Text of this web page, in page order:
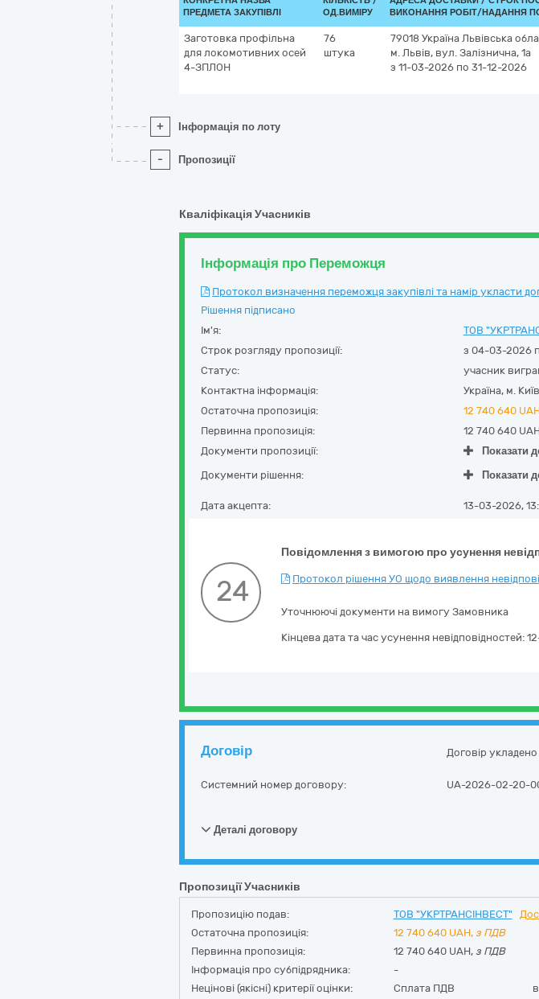
ПРЕДМЕТА ЗАКУПІВЛІ
ОД.ВИМІРУ
ВИКОНАННЯ РОБІТ/НАДАННЯ
Заготовка профільна
для локомотивних осей
4-ЗПЛОН
76
штука
79018 Україна Львівська
м. Львів, вул. Залізнична, 1а
з 11-03-2026 по 31-12-2026
+ Інформація по лоту
- Пропозиції
Кваліфікація Учасників
Інформація про Переможця
Протокол визначення переможця закупівлі та намір укласти
Рішення підписано
Ім'я:
ТОВ
Строк розгляду пропозиції:
з 04-03-2026
Статус:
учасник
Контактна інформація:
Україна, м. Київ
Остаточна пропозиція:
12 740 640
Первинна пропозиція:
12 740 640
Документи пропозиції:
Показати
Документи рішення:
Показати
Дата акцепта: 13-03-2026,
Повідомлення з вимогою про усунення
24 Протокол рішення УО щодо виявлення
Уточнюючі документи на вимогу Замовника
Кінцева дата та час усунення невідповідностей:
Договір Договір укладено
Системний номер договору: UA-2026-02-20-
Деталі договору
Пропозиції Учасників
Пропозицію подав: ТОВ "УКРТРАНСІНВЕСТ"
Остаточна пропозиція:
12 740 640 UAH, з ПДВ
Первинна пропозиція:
12 740 640 UAH, з ПДВ
Інформація про субпідрядника:
-
Нецінові (якісні) критерії оцінки:
Сплата ПДВ